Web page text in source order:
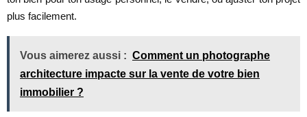
plus facilement.
Vous aimerez aussi : Comment un photographe
architecture impacte sur la vente de votre bien
immobilier ?